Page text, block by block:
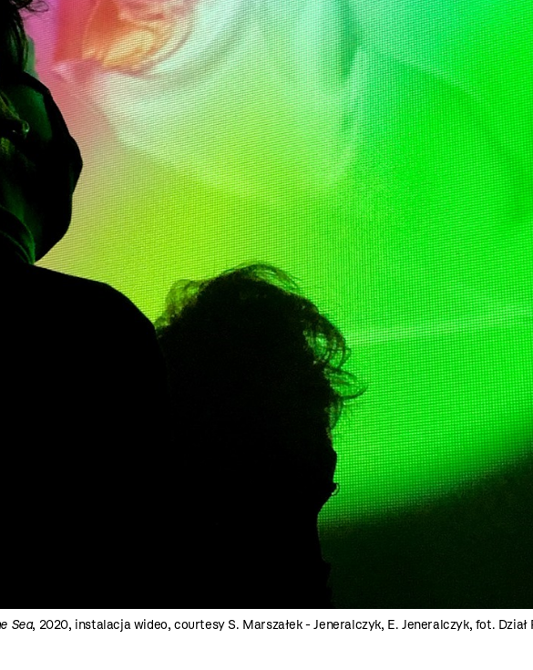
Sea, 2020, instalacja wideo, courtesy S. Marszałek - Jeneralczyk, E. Jeneralczyk, fot.